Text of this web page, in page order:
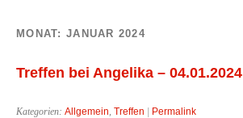
MONAT: JANUAR 2024
Treffen bei Angelika – 04.01.2024
Kategorien: Allgemein Treffen | Permalink